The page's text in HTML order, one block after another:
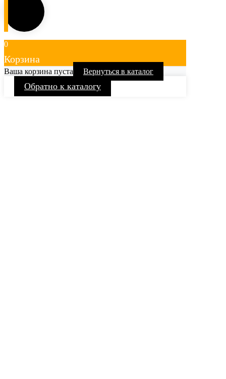
0
Корзина
Ваша корзина пуста Вернуться в каталог
Обратно к каталогу